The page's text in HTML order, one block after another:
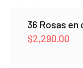
36 Rosas en
$2,290.00